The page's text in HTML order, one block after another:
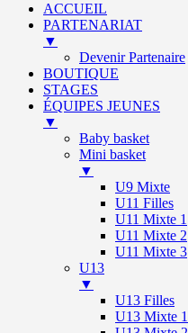
ACCUEIL
PARTENARIAT
▼
Devenir Partenaire
BOUTIQUE
STAGES
ÉQUIPES JEUNES
▼
Baby basket
Mini basket
▼
U9 Mixte
U11 Filles
U11 Mixte 1
U11 Mixte 2
U11 Mixte 3
U13
▼
U13 Filles
U13 Mixte 1